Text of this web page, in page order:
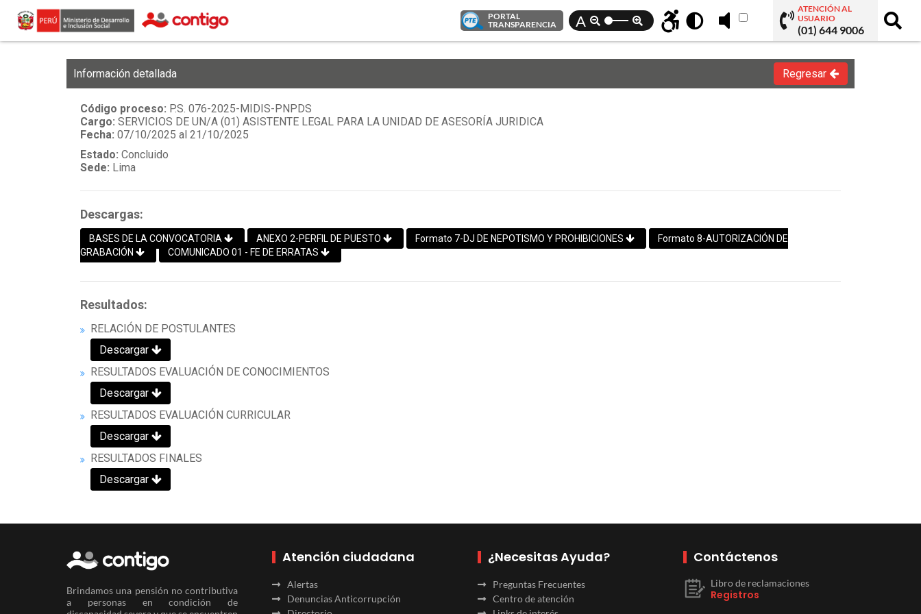
PORTAL
TRANSPARENCIA
A
ATENCIÓN AL
USUARIO
(01) 644 9006
Información detallada Regresar
Código proceso: P.S. 076-2025-MIDIS-PNPDS
Cargo: SERVICIOS DE UN/A (01) ASISTENTE LEGAL PARA LA UNIDAD DE ASESORÍA JURIDICA
Fecha: 07/10/2025 al 21/10/2025
Estado: Concluido
Sede: Lima
Descargas:
BASES DE LA CONVOCATORIA ANEXO 2-PERFIL DE PUESTO Formato 7-DJ DE NEPOTISMO Y PROHIBICIONES
Formato 8-AUTORIZACIÓN DE
GRABACIÓN
COMUNICADO 01 - FE DE ERRATAS
Resultados:
RELACIÓN DE POSTULANTES
Descargar
RESULTADOS EVALUACIÓN DE CONOCIMIENTOS
Descargar
RESULTADOS EVALUACIÓN CURRICULAR
Descargar
RESULTADOS FINALES
Descargar
Brindamos una pensión no contributiva
a personas en condición de
Atención ciudadana
Alertas
Denuncias Anticorrupción
¿Necesitas Ayuda?
Preguntas Frecuentes
Centro de atención
Contáctenos
Libro de reclamaciones
Registros